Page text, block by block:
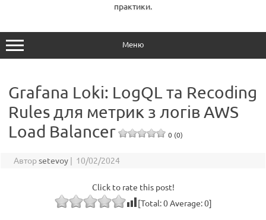
практики.
Меню
Grafana Loki: LogQL та Recoding
Rules для метрик з логів AWS
Load Balancer
0 (0)
Авторsetevoy | 10/02/2024
Click to rate this post!
[Total:0Average:0]